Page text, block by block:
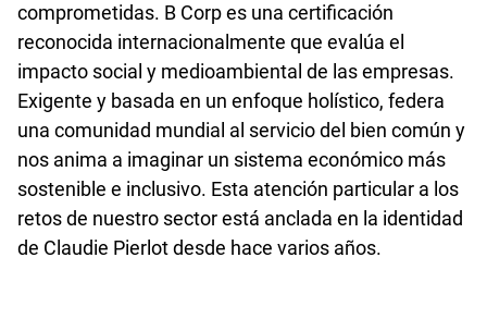
comprometidas. B Corp es una certificación
reconocida internacionalmente que evalúa el
impacto social y medioambiental de las empresas.
Exigente y basada en un enfoque holístico, federa
una comunidad mundial al servicio del bien común y
nos anima a imaginar un sistema económico más
sostenible e inclusivo. Esta atención particular a los
retos de nuestro sector está anclada en la identidad
de Claudie Pierlot desde hace varios años.